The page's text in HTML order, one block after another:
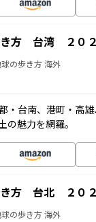
方 台湾 ２０２
の歩き方 海外
・台南、港町・高
の魅力を網羅。
方 台北 ２０２
の歩き方 海外